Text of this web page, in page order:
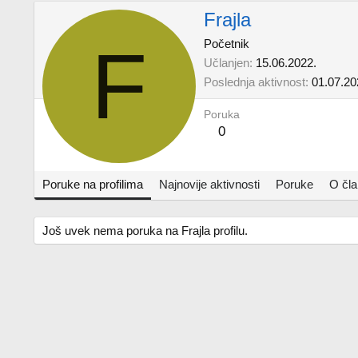
F
Frajla
Početnik
Učlanjen 15.06.2022.
Poslednja aktivnost
Poruka
0
Poruke na profilima Najnovije aktivnosti Poruke O
Još uvek nema poruka na Frajla profilu.